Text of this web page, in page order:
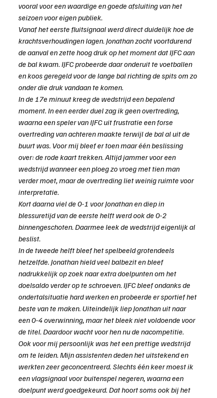
vooral voor een waardige en goede afsluiting van het
seizoen voor eigen publiek.
Vanaf het eerste fluitsignaal werd direct duidelijk hoe de
krachtsverhoudingen lagen. Jonathan zocht voortdurend
de aanval en zette hoog druk op het moment dat IJFC aan
de bal kwam. IJFC probeerde daar onderuit te voetballen
en koos geregeld voor de lange bal richting de spits om zo
onder die druk vandaan te komen.
In de 17e minuut kreeg de wedstrijd een bepalend
moment. In een eerder duel zag ik geen overtreding,
waarna een speler van IJFC uit frustratie een forse
overtreding van achteren maakte terwijl de bal al uit de
buurt was. Voor mij bleef er toen maar één beslissing
over: de rode kaart trekken. Altijd jammer voor een
wedstrijd wanneer een ploeg zo vroeg met tien man
verder moet, maar de overtreding liet weinig ruimte voor
interpretatie.
Kort daarna viel de 0-1 voor Jonathan en diep in
blessuretijd van de eerste helft werd ook de 0-2
binnengeschoten. Daarmee leek de wedstrijd eigenlijk al
beslist.
In de tweede helft bleef het spelbeeld grotendeels
hetzelfde. Jonathan hield veel balbezit en bleef
nadrukkelijk op zoek naar extra doelpunten om het
doelsaldo verder op te schroeven. IJFC bleef ondanks de
ondertalsituatie hard werken en probeerde er sportief het
beste van te maken. Uiteindelijk liep Jonathan uit naar
een 0-4 overwinning, maar het bleek niet voldoende voor
de titel. Daardoor wacht voor hen nu de nacompetitie.
Ook voor mij persoonlijk was het een prettige wedstrijd
om te leiden. Mijn assistenten deden het uitstekend en
werkten zeer geconcentreerd. Slechts één keer moest ik
een vlagsignaal voor buitenspel negeren, waarna een
doelpunt werd goedgekeurd. Dat hoort soms ook bij het